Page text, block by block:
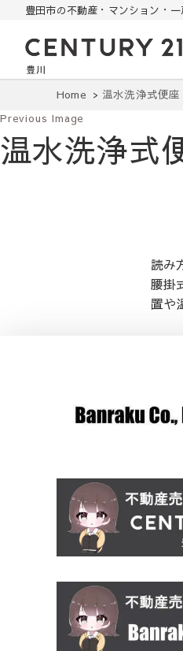
豊田市の不動産・マンション・
豊田市の中古住宅
Home 温水洗浄式便座
Previous Image
温水洗浄式
読み
腰掛
置や